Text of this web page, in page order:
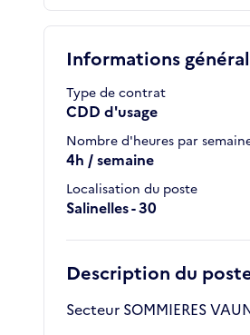
Informations
Type de contrat
CDD d'usage
Nombre d'heures par
4h / semaine
Localisation du poste
Salinelles - 30
Description du
Secteur SOMMIERES